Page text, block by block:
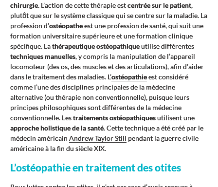
chirurgie. L’action de cette thérapie estcentrée sur le patient,
plutôt que sur le système classique qui se centre sur la maladie. La
profession d’ostéopatheest une profession de santé, qui suit une
formation universitaire supérieure et une formation clinique
spécifique. Lathérapeutique ostéopathiqueutilise différentes
techniques manuelles, y compris la manipulation de l’appareil
locomoteur (des os, des muscles et des articulations), afin d’aider
dans le traitement des maladies. L’ostéopathieest considéré
comme l’une des disciplines principales de la médecine
alternative (ou thérapie non conventionnelle), puisque leurs
principes philosophiques sont différentes de la médecine
conventionnelle. Lestraitements ostéopathiquesutilisent une
approche holistique de la santé. Cette technique a été créé par le
médecin américain Andrew Taylor Still pendant la guerre civile
américaine à la fin du siècle XIX.
L’ostéopathie en traitement des otites